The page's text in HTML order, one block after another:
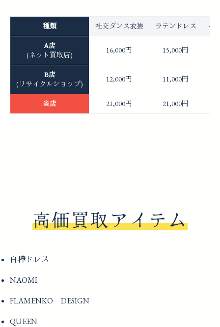
種類 社交ダンス衣装 ラテンドレス ベ
A店
(ネット買取店)
16,000円 15,000円
B店
(リサイクルショップ)
12,000円 11,000円
当店 21,000円 21,000円
高価買取アイテム
白樺ドレス
NAOMI
FLAMENKO DESIGN
QUEEN